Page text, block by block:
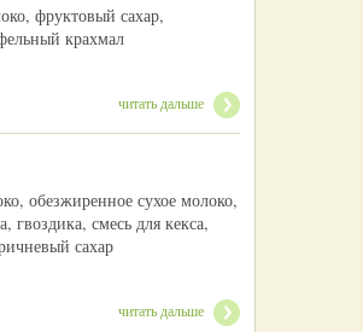
фруктовый сахар,
крахмал
читать дальше
обезжиренное сухое молоко,
гвоздика, смесь для кекса,
сахар
читать дальше